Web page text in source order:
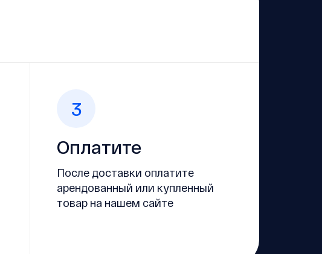
3
Оплатите
После доставки оплатите
арендованный или купленный
товар на нашем сайте